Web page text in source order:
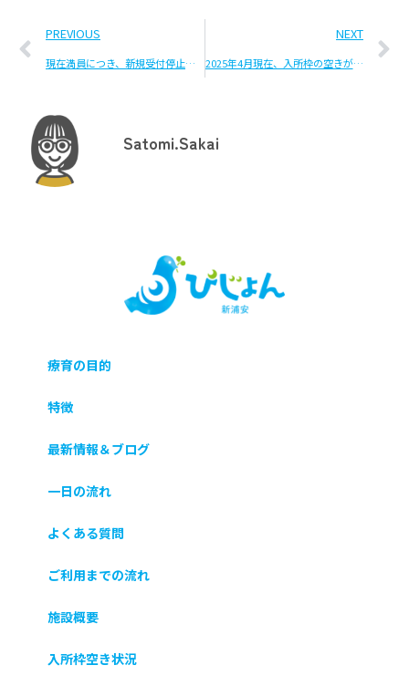
PREVIOUS
現在満員につき、新規受付停止中です
NEXT
2025年4月現在、入所枠の空きが出ております。
Satomi.Sakai
療育の目的
特徴
最新情報＆ブログ
一日の流れ
よくある質問
ご利用までの流れ
施設概要
入所枠空き状況